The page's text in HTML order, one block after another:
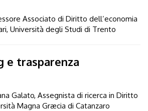
Associato di Diritto dell’economia
Università degli Studi di Trento
e trasparenza
Galato, Assegnista di ricerca in Diritto
Magna Græcia di Catanzaro